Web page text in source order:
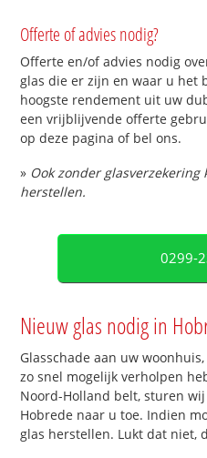
Offerte of advies nodig?
Offerte en/of advies nodig
glas die er zijn en waar u het
hoogste rendement uit uw
een vrijblijvende offerte
op deze pagina of bel ons.
» Ook zonder
herstellen.
0299-
Nieuw glas nodig in
Glasschade aan uw
zo snel mogelijk verholpen
Noord-Holland belt, sturen
Hobrede naar u toe. Indien
glas herstellen. Lukt dat niet,